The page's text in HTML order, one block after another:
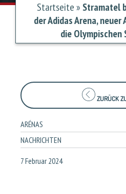
Startseite» Stramatel
der Adidas Arena,
die
ZURÜCK
ARÉNAS
NACHRICHTEN
7 Februar 2024